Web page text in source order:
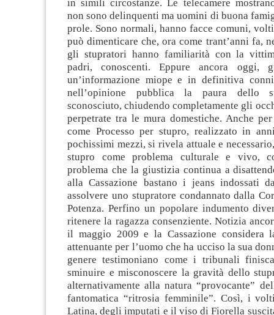
in simili circostanze. Le telecamere
non sono delinquenti ma uomini di buona
prole. Sono normali, hanno facce comuni,
può dimenticare che, ora come trant’anni fa,
gli stupratori hanno familiarità con la
padri, conoscenti. Eppure ancora oggi,
un’informazione miope e in definitiva
nell’opinione pubblica la paura dello
sconosciuto, chiudendo completamente gli
perpetrate tra le mura domestiche. Anche
come Processo per stupro, realizzato in
pochissimi mezzi, si rivela attuale e
stupro come problema culturale e vivo,
problema che la giustizia continua a
alla Cassazione bastano i jeans indossati
assolvere uno stupratore condannato dalla
Potenza. Perfino un popolare indumento
ritenere la ragazza consenziente. Notizia
il maggio 2009 e la Cassazione considera
attenuante per l’uomo che ha ucciso la sua
genere testimoniano come i tribunali
sminuire e misconoscere la gravità dello
alternativamente alla natura “provocante”
fantomatica “ritrosia femminile”. Così, i
Latina, degli imputati e il viso di Fiorella